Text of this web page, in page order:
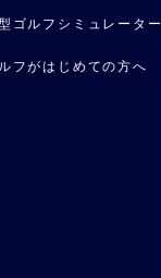
ゴルフシミュレーター
フがはじめての⽅へ